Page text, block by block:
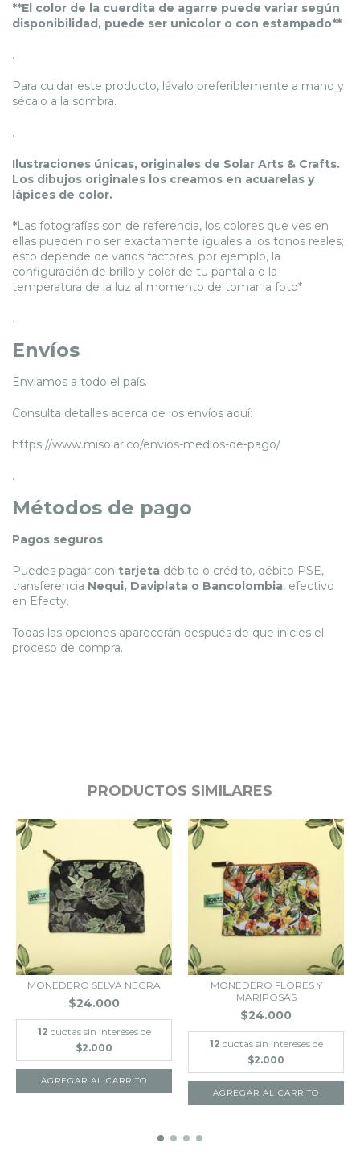
**El color de la cuerdita de agarre puede variar según
disponibilidad, puede ser unicolor o con estampado**
.
Para cuidar este producto, lávalo preferiblemente a mano y
sécalo a la sombra.
.
Ilustraciones únicas, originales de Solar Arts & Crafts.
Los dibujos originales los creamos en acuarelas y
lápices de color.
*Las fotografías son de referencia, los colores que ves en
ellas pueden no ser exactamente iguales a los tonos reales;
esto depende de varios factores, por ejemplo, la
configuración de brillo y color de tu pantalla o la
temperatura de la luz al momento de tomar la foto*
.
Envíos
Enviamos a todo el país.
Consulta detalles acerca de los envíos aquí:
https://www.misolar.co/envios-medios-de-pago/
.
Métodos de pago
Pagos seguros
Puedes pagar con tarjeta débito o crédito, débito PSE,
transferencia Nequi, Daviplata o Bancolombia, efectivo
en Efecty.
Todas las opciones aparecerán después de que inicies el
proceso de compra.
PRODUCTOS SIMILARES
MONEDERO SELVA NEGRA
$24.000
12 cuotas sin intereses de
$2.000
MONEDERO FLORES Y
MARIPOSAS
$24.000
12 cuotas sin intereses de
$2.000